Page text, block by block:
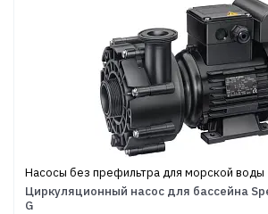
Насосы без префильтра для морской воды
Циркуляционный насос для бассейна
G